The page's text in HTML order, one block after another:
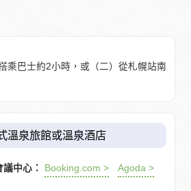
乘巴士約2小時，或（二）從札幌站南
溫泉旅館或溫泉酒店
中心： Booking.com >
Agoda >